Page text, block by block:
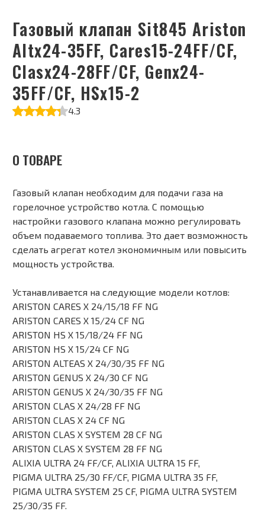
Газовый клапан Sit845 Ariston
Altx24-35FF, Cares15-24FF/CF,
Clasx24-28FF/CF, Genx24-
35FF/CF, HSx15-2
4.3
О ТОВАРЕ
Газовый клапан необходим для подачи газа на
горелочное устройство котла. С помощью
настройки газового клапана можно регулировать
объем подаваемого топлива. Это дает возможность
сделать агрегат котел экономичным или повысить
мощность устройства.
Устанавливается на следующие модели котлов:
ARISTON CARES X 24/15/18 FF NG
ARISTON CARES X 15/24 CF NG
ARISTON HS X 15/18/24 FF NG
ARISTON HS X 15/24 CF NG
ARISTON ALTEAS X 24/30/35 FF NG
ARISTON GENUS X 24/30 CF NG
ARISTON GENUS X 24/30/35 FF NG
ARISTON CLAS X 24/28 FF NG
ARISTON CLAS X 24 CF NG
ARISTON CLAS X SYSTEM 28 CF NG
ARISTON CLAS X SYSTEM 28 FF NG
ALIXIA ULTRA 24 FF/CF, ALIXIA ULTRA 15 FF,
PIGMA ULTRA 25/30 FF/CF, PIGMA ULTRA 35 FF,
PIGMA ULTRA SYSTEM 25 CF, PIGMA ULTRA SYSTEM
25/30/35 FF.